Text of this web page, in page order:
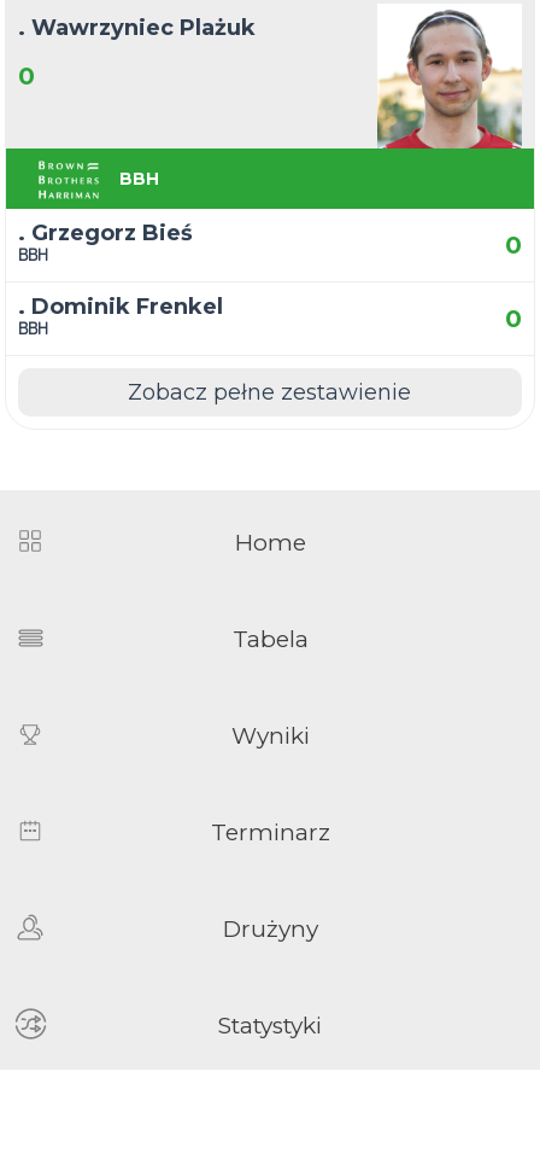
. Wawrzyniec Plażuk
0
BBH
. Grzegorz Bieś
BBH 0
. Dominik Frenkel
BBH 0
Zobacz pełne zestawienie
Home
Tabela
Wyniki
Terminarz
Drużyny
Statystyki